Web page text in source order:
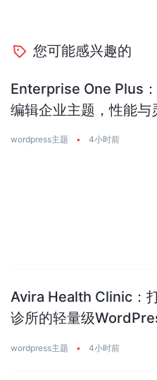
您可能感兴趣的
Enterprise One Plus
编辑企业主题，性能与
wordpress主题 • 4小时前
Avira Health Clinic：
诊所的轻量级
wordpress主题 • 4小时前